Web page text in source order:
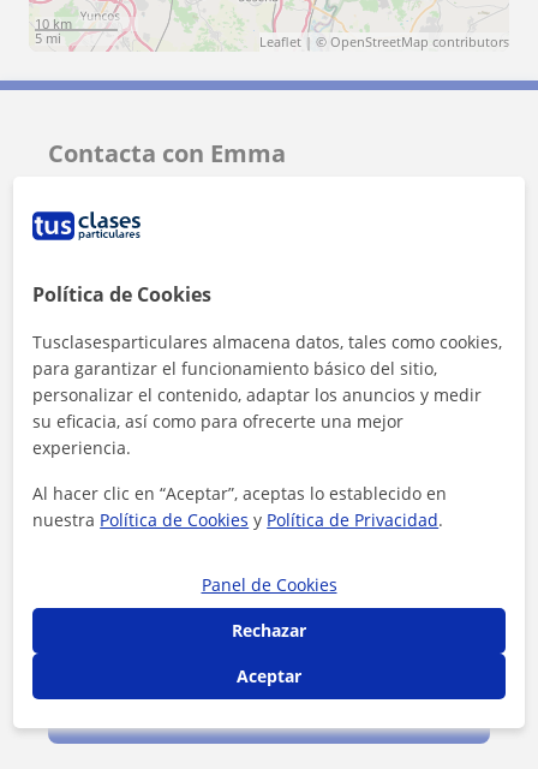
10 km
5 mi
Leaflet | © OpenStreetMap contributors
Contacta con Emma
Tarifa
Al hacer clic, aceptas nuestroaviso legal
Política de Cookies
Tusclasesparticulares almacena datos, tales como cookies,
para garantizar el funcionamiento básico del sitio,
personalizar el contenido, adaptar los anuncios y medir
su eficacia, así como para ofrecerte una mejor
experiencia.
Al hacer clic en “Aceptar”, aceptas lo establecido en
nuestra Política de Cookies y Política de Privacidad.
Panel de Cookies
Rechazar
Aceptar